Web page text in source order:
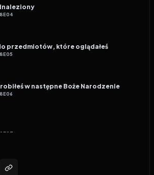
E04
przedmiotów, które oglądałeś
E05
w następne Boże Narodzenie
E06
E07
08